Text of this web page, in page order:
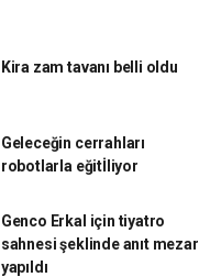
Kira zam tavanı belli oldu
Geleceğin cerrahları
robotlarla eğitİliyor
Genco Erkal için tiyatro
sahnesi şeklinde anıt mezar
yapıldı